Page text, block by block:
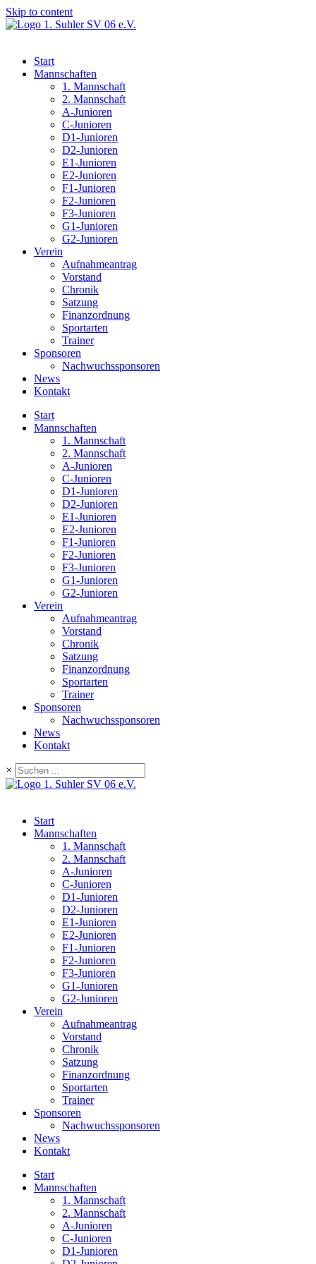
Skip to content
Start
Mannschaften
1. Mannschaft
2. Mannschaft
A-Junioren
C-Junioren
D1-Junioren
D2-Junioren
E1-Junioren
E2-Junioren
F1-Junioren
F2-Junioren
F3-Junioren
G1-Junioren
G2-Junioren
Verein
Aufnahmeantrag
Vorstand
Chronik
Satzung
Finanzordnung
Sportarten
Trainer
Sponsoren
Nachwuchssponsoren
News
Kontakt
Start
Mannschaften
1. Mannschaft
2. Mannschaft
A-Junioren
C-Junioren
D1-Junioren
D2-Junioren
E1-Junioren
E2-Junioren
F1-Junioren
F2-Junioren
F3-Junioren
G1-Junioren
G2-Junioren
Verein
Aufnahmeantrag
Vorstand
Chronik
Satzung
Finanzordnung
Sportarten
Trainer
Sponsoren
Nachwuchssponsoren
News
Kontakt
×
Start
Mannschaften
1. Mannschaft
2. Mannschaft
A-Junioren
C-Junioren
D1-Junioren
D2-Junioren
E1-Junioren
E2-Junioren
F1-Junioren
F2-Junioren
F3-Junioren
G1-Junioren
G2-Junioren
Verein
Aufnahmeantrag
Vorstand
Chronik
Satzung
Finanzordnung
Sportarten
Trainer
Sponsoren
Nachwuchssponsoren
News
Kontakt
Start
Mannschaften
1. Mannschaft
2. Mannschaft
A-Junioren
C-Junioren
D1-Junioren